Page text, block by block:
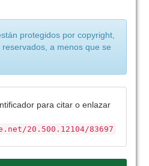
protegidos por copyright,
a menos que se
para citar o enlazar
20.500.12104/83697